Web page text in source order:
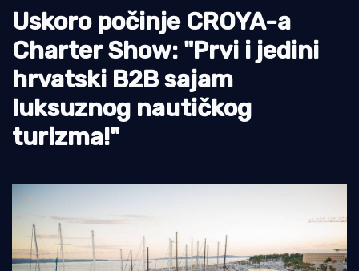
Pomorstvo
Ribolov
Ekologija
Tradicija i kultura
Uskoro počinje CROYA-a
Charter Show: "Prvi i jedini
hrvatski B2B sajam
luksuznog nautičkog
turizma!"